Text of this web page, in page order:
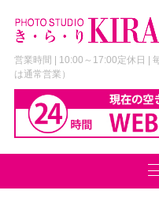
営業時間 | 10:00～17:00定休日 |
は通常営業）